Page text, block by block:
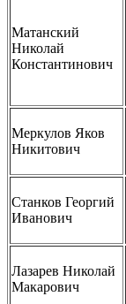
Матанский
Николай
Константинович
Меркулов Яков
Никитович
Станков Георгий
Иванович
Лазарев Николай
Макарович